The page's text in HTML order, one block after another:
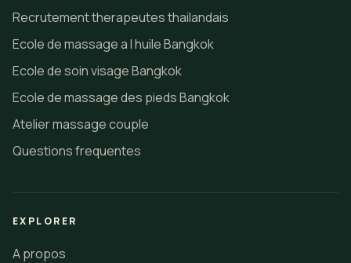
Recrutement therapeutes thailandais
Ecole de massage a l huile Bangkok
Ecole de soin visage Bangkok
Ecole de massage des pieds Bangkok
Atelier massage couple
Questions frequentes
EXPLORER
A propos